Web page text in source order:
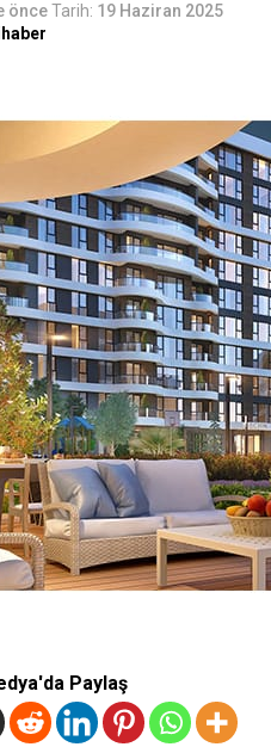
önceTarih: 19 Haziran 2025
Paylaş